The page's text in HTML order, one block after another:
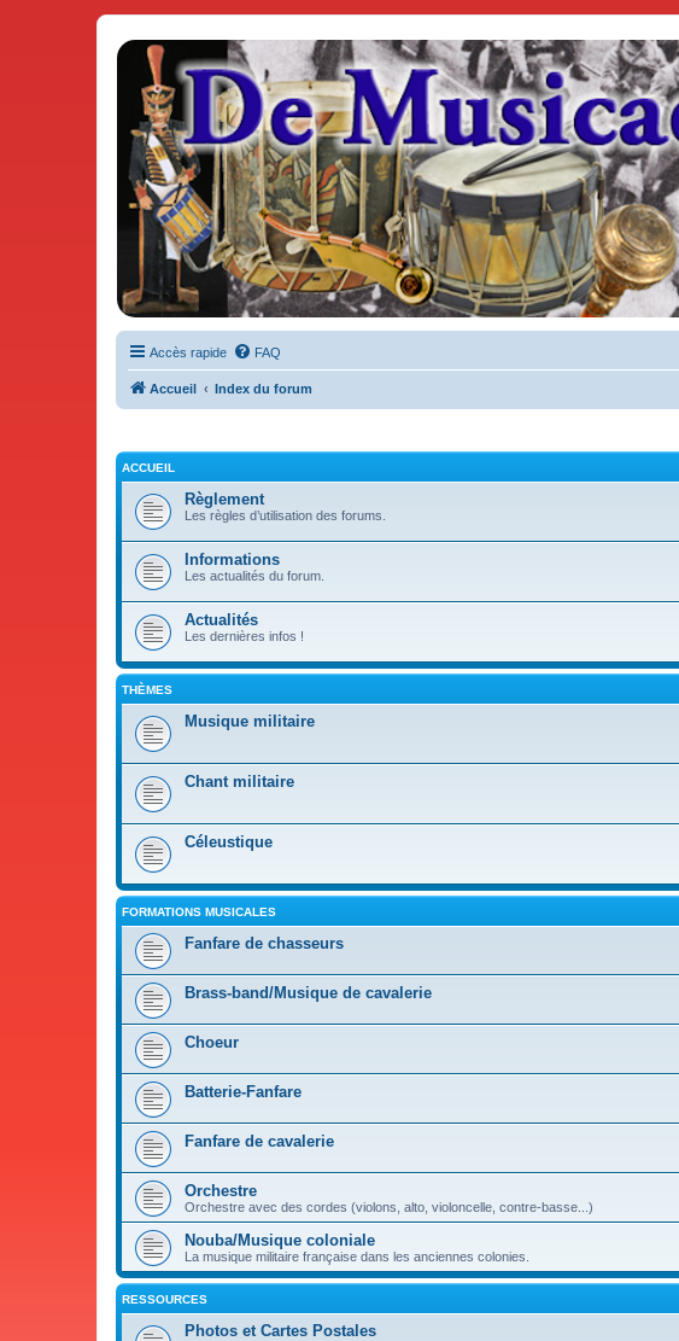
De Musicae Militari - Forums
Forums de discussions
Accès rapide FAQ
Accueil Index du forum
ACCUEIL
Règlement
Les règles d’utilisation des forums.
Informations
Les actualités du forum.
Actualités
Les dernières infos !
THÈMES
Musique militaire
Chant militaire
Céleustique
FORMATIONS MUSICALES
Fanfare de chasseurs
Brass-band/Musique de cavalerie
Choeur
Batterie-Fanfare
Fanfare de cavalerie
Orchestre
Orchestre avec des cordes (violons, alto, violoncelle, contre-basse...)
Nouba/Musique coloniale
La musique militaire française dans les anciennes colonies.
RESSOURCES
Photos et Cartes Postales